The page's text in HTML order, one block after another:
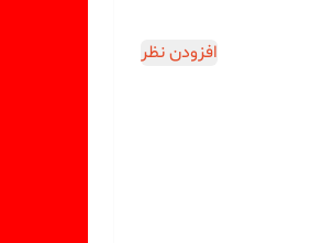
افزودن نظر